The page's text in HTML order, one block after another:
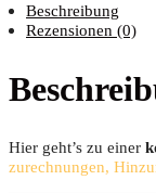
Beschreibung
Rezensionen (0)
Hier geht’s zu einer
zu­rech­nun­gen,